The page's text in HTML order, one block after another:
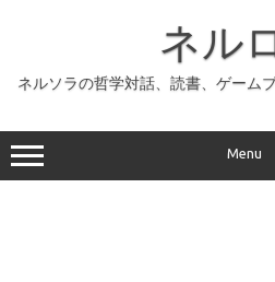
ッ
プ
ネル
ネルソラの哲学対話、読書、ゲーム
Menu